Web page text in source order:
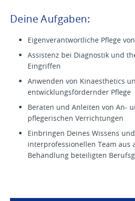
Deine Aufgaben:
Eigenverantwortliche Pflege
Assistenz bei Diagnostik und
Eingriffen
Anwenden von Kinaesthetics
entwicklungsfördernder Pflege
Beraten und Anleiten von An-
pflegerischen Verrichtungen
Einbringen Deines Wissens
interprofessionellen Team aus
Behandlung beteiligten